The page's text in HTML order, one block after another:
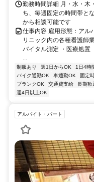
勤務時間詳細 月・水・木
ち、毎週固定の時間帯と
から相談可能です
仕事内容 雇用形態：アル
リニック内の各種看護師
バイタル測定 ・医療処置
...
制服あり 週1日からOK 1日4時
バイク通勤OK
車通勤OK 固定
ブランクOK
交通費支給 長期歓
週4日以上OK
アルバイト・パート